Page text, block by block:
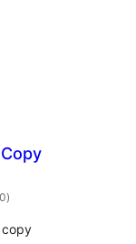
total
ratings
)
copy